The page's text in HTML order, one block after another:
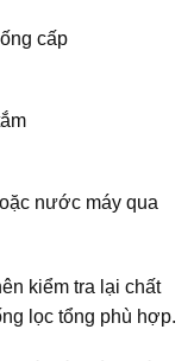
cấp
nước máy qua
kiểm tra lại chất
lọc tổng phù hợp.